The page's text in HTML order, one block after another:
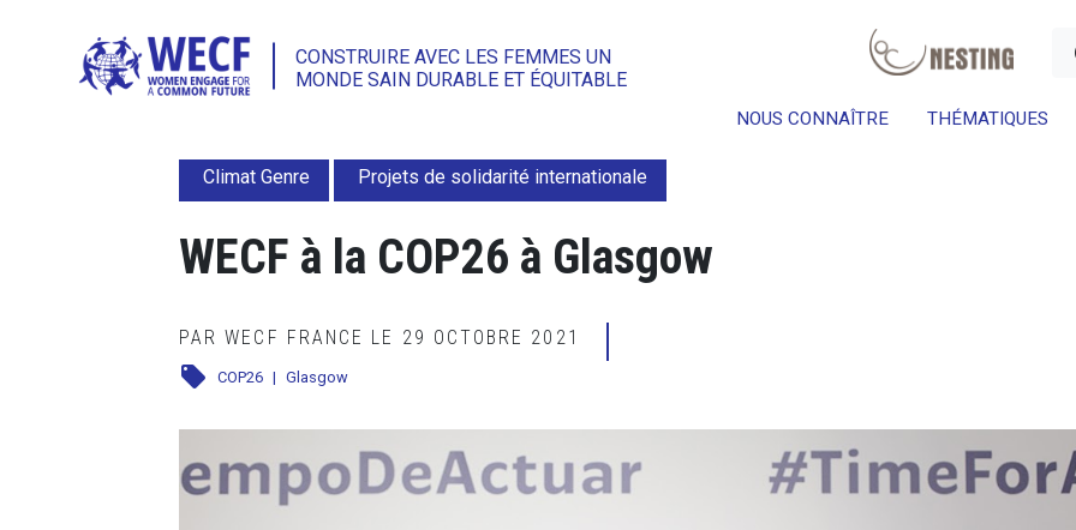
CONSTRUIRE AVEC LES FEMMES UN
MONDE SAIN DURABLE ET ÉQUITABLE
NOUS CONNAÎTRE THÉMATIQUES
Climat Genre Projets de solidarité internationale
WECF à la COP26 à Glasgow
PAR WECF FRANCE LE 29 OCTOBRE 2021
local_offer COP26 | Glasgow